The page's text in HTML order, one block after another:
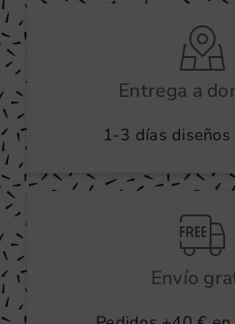
Entrega a
1-3 días
Envío